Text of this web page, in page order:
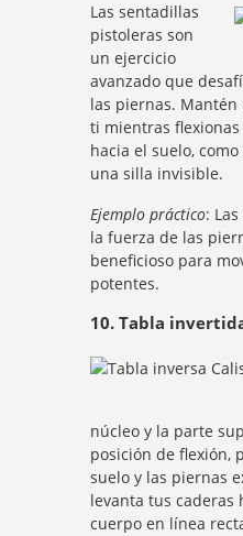
Las sentadillas
pistoleras son
un ejercicio
avanzado que
las piernas.
ti mientras
hacia el suelo,
una silla invisible.
Ejemplo práctico:
la fuerza de las
beneficioso para
potentes.
10. Tabla
núcleo y la parte
posición de flexión,
suelo y las piernas
levanta tus caderas
cuerpo en línea